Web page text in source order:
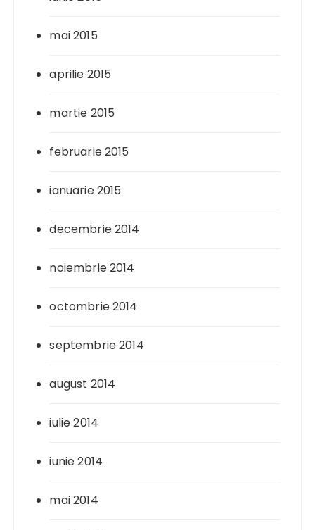
mai 2015
aprilie 2015
martie 2015
februarie 2015
ianuarie 2015
decembrie 2014
noiembrie 2014
octombrie 2014
septembrie 2014
august 2014
iulie 2014
iunie 2014
mai 2014